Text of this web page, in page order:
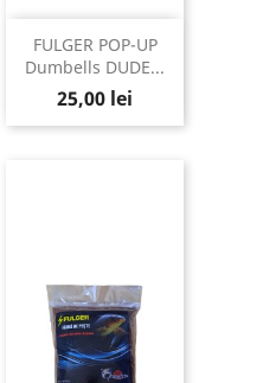
FULGER POP-UP
Dumbells DUDE...
Pret
25,00 lei